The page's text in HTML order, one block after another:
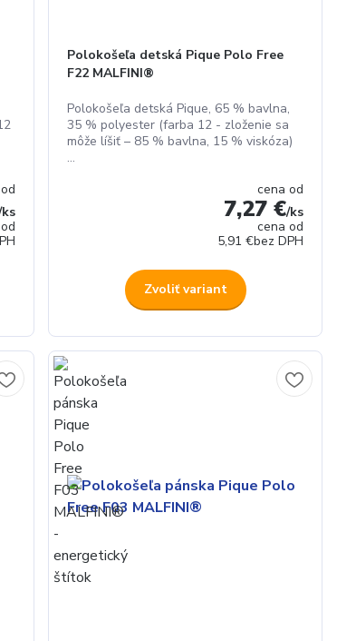
ks
Polokošeľa detská Pique Polo Free
F22 MALFINI®
Polokošeľa detská Pique, 65 % bavlna,
35 % polyester (farba 12 - zloženie sa
môže líšiť – 85 % bavlna, 15 % viskóza)
...
cena od
7,27 €/ks
cena od
5,91 €bez DPH
Zvoliť variant